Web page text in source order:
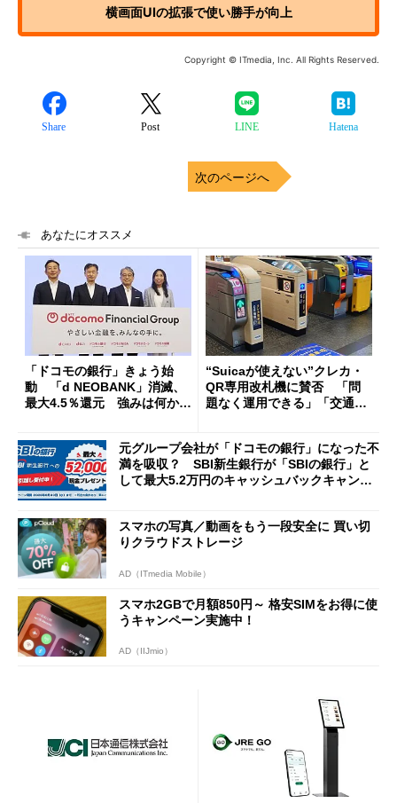
横画面UIの拡張で使い勝手が向上
Copyright © ITmedia, Inc. All Rights Reserved.
Share Post LINE Hatena
次のページへ
あなたにオススメ
「ドコモの銀行」きょう始
動 「d NEOBANK」消滅、
最大4.5％還元 強みは何か解
“Suicaが使えない”クレカ・
QR専用改札機に賛否 「問
題なく運用できる」「交通系I
元グループ会社が「ドコモの銀行」になった不
満を吸収？ SBI新生銀行が「SBIの銀行」と
して最大5.2万円のキャッシュバックキャンペ
スマホの写真／動画をもう一段安全に 買い切
りクラウドストレージ
AD（ITmedia Mobile）
スマホ2GBで月額850円～ 格安SIMをお得に使
うキャンペーン実施中！
AD（IIJmio）